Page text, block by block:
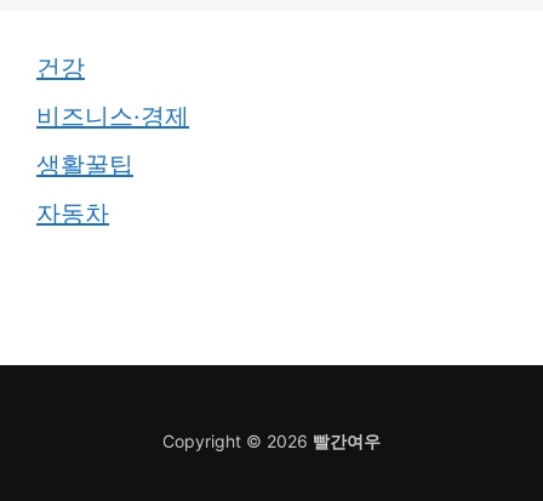
건강
비즈니스·경제
생활꿀팁
자동차
Copyright © 2026 빨간여우